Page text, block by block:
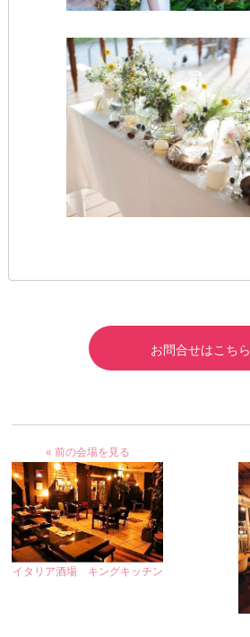
お問合せはこちら
« 前の会場を見る
イタリア酒場 キングキッチン